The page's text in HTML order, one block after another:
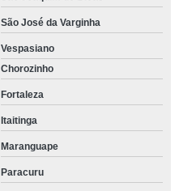
São José da Varginha
Vespasiano
Chorozinho
Fortaleza
Itaitinga
Maranguape
Paracuru